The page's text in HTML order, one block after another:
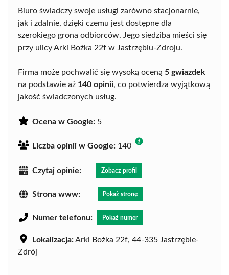
Biuro świadczy swoje usługi zarówno stacjonarnie,
jak i zdalnie, dzięki czemu jest dostępne dla
szerokiego grona odbiorców. Jego siedziba mieści się
przy ulicy Arki Bożka 22f w Jastrzębiu-Zdroju.
Firma może pochwalić się wysoką oceną 5 gwiazdek
na podstawie aż 140 opinii, co potwierdza wyjątkową
jakość świadczonych usług.
Ocena w Google: 5
Liczba opinii w Google: 140
Czytaj opinie: Zobacz profil
Strona www: Pokaż stronę
Numer telefonu: Pokaż numer
Lokalizacja:Arki Bożka 22f, 44-335 Jastrzębie-
Zdrój